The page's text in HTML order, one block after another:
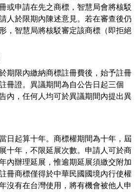
或申請在先之商標，智慧局會將核駁
人於限期內陳述意見。若在審查後仍
，智慧局將核駁審定該商標（即拒絕
期限內繳納商標註冊費後，始予註冊
冊證。異議期間為自公告日起三個
內，任何人均可於異議期間內提出異
日起算十年。商標權期間為十年，屆
十年，不限延展次數。申請人可於商
內辦理延展，惟逾期延展須繳交附加
冊商標僅得於中華民國國境內行使權
沒有在台灣使用，將有機會被他人申